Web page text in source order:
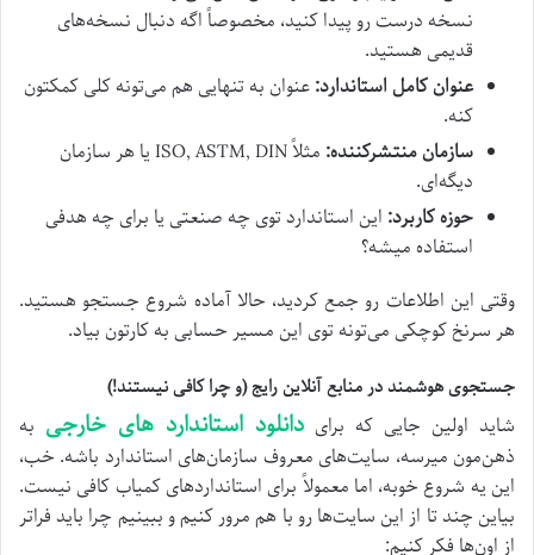
نسخه درست رو پیدا کنید، مخصوصاً اگه دنبال نسخه‌های
قدیمی هستید.
عنوان کامل استاندارد:عنوان به تنهایی هم می‌تونه کلی کمکتون
کنه.
سازمان منتشرکننده:
مثلاً ISO, ASTM, DIN یا هر سازمان
دیگه‌ای.
حوزه کاربرد: این استاندارد توی چه صنعتی یا برای چه هدفی
استفاده میشه؟
وقتی این اطلاعات رو جمع کردید، حالا آماده شروع جستجو هستید.
هر سرنخ کوچکی می‌تونه توی این مسیر حسابی به کارتون بیاد.
جستجوی هوشمند در منابع آنلاین رایج (و چرا کافی نیستند!)
شاید اولین جایی که برای دانلود استاندارد های خارجی به
ذهن‌مون میرسه، سایت‌های معروف سازمان‌های استاندارد باشه. خب،
این یه شروع خوبه، اما معمولاً برای استانداردهای کمیاب کافی نیست.
بیاین چند تا از این سایت‌ها رو با هم مرور کنیم و ببینیم چرا باید فراتر
از اون‌ها فکر کنیم: